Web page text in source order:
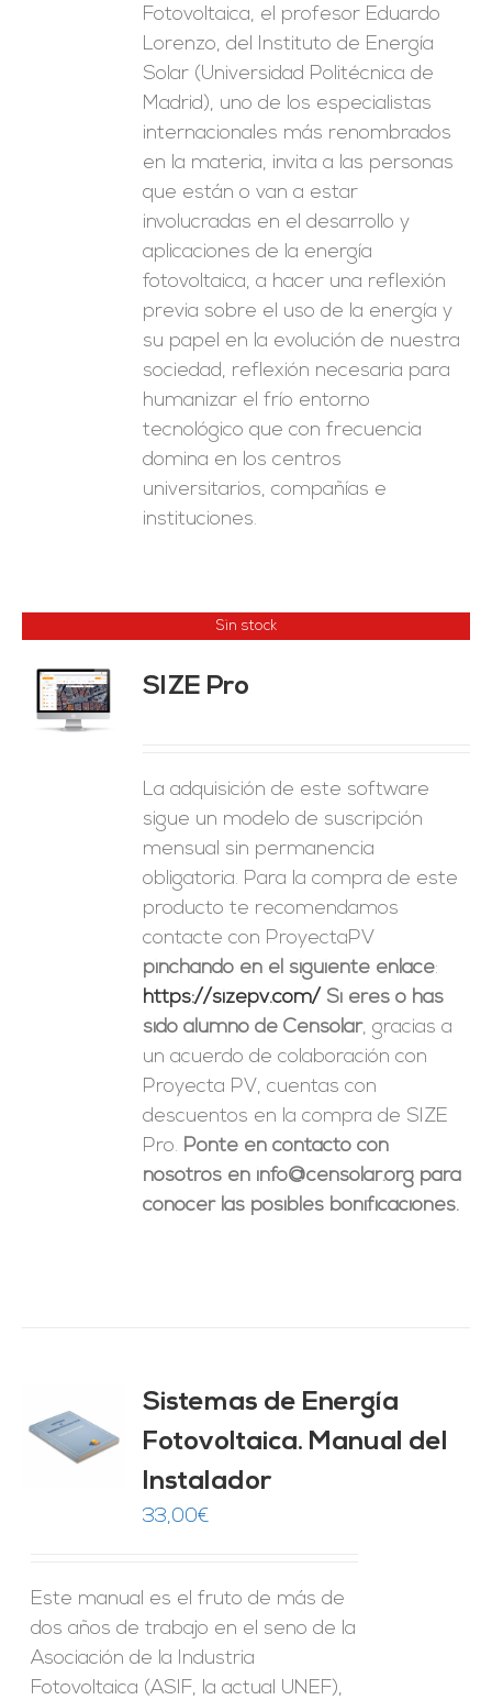
Fotovoltaica, el profesor Eduardo
Lorenzo, del Instituto de Energía
Solar (Universidad Politécnica de
Madrid), uno de los especialistas
internacionales más renombrados
en la materia, invita a las personas
que están o van a estar
involucradas en el desarrollo y
aplicaciones de la energía
fotovoltaica, a hacer una reflexión
previa sobre el uso de la energía y
su papel en la evolución de nuestra
sociedad, reflexión necesaria para
humanizar el frío entorno
tecnológico que con frecuencia
domina en los centros
universitarios, compañías e
instituciones.
Sin stock
SIZE Pro
La adquisición de este software
sigue un modelo de suscripción
mensual sin permanencia
obligatoria. Para la compra de este
producto te recomendamos
contacte con ProyectaPV
pinchando en el siguiente enlace:
https://sizepv.com/ Si eres o has
sido alumno de Censolar, gracias a
un acuerdo de colaboración con
Proyecta PV, cuentas con
descuentos en la compra de SIZE
Pro. Ponte en contacto con
nosotros en info@censolar.org para
conocer las posibles bonificaciones.
de 5
Sistemas de Energía
Fotovoltaica. Manual del
Instalador
33,00€
Este manual es el fruto de más de
dos años de trabajo en el seno de la
Asociación de la Industria
Fotovoltaica (ASIF, la actual UNEF),